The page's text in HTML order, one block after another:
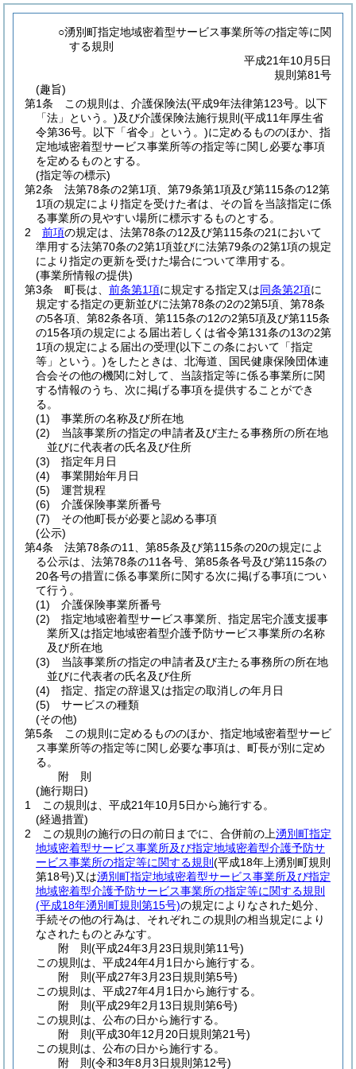
○湧別町指定地域密着型サービス事業所等の指定等に関
する規則
平成21年10月5日
規則第81号
(趣旨)
第1条
この規則は、介護保険法(平成9年法律第123号。以下
「法」という。)及び介護保険法施行規則 (平成11年厚生省
令第36号。以下「省令」という。)に定めるもののほか、指
定地域密着型サービス事業所等の指定等に関し必要な事項
を定めるものとする。
(指定等の標示)
第2条
法第78条の2第1項、第79条第1項及び第115条の12第
1項の規定により指定を受けた者は、その旨を当該指定に係
る事業所の見やすい場所に標示するものとする。
2
前項の規定は、法第78条の12及び第115条の21において
準用する法第70条の2第1項並びに法第79条の2第1項の規定
により指定の更新を受けた場合について準用する。
(事業所情報の提供)
第3条
町長は、 前条第1項に規定する指定又は同条第2項に
規定する指定の更新並びに法第78条の2の2第5項、第78条
の5各項、第82条各項、第115条の12の2第5項及び第115条
の15各項の規定による届出若しくは省令第131条の13の2第
1項の規定による届出の受理(以下この条において「指定
等」という。)をしたときは、北海道、国民健康保険団体連
合会その他の機関に対して、当該指定等に係る事業所に関
する情報のうち、次に掲げる事項を提供することができ
る。
(1)
事業所の名称及び所在地
(2)
当該事業所の指定の申請者及び主たる事務所の所在地
並びに代表者の氏名及び住所
(3)
指定年月日
(4)
事業開始年月日
(5)
運営規程
(6)
介護保険事業所番号
(7)
その他町長が必要と認める事項
(公示)
第4条
法第78条の11、第85条及び第115条の20の規定によ
る公示は、法第78条の11各号、第85条各号及び第115条の
20各号の措置に係る事業所に関する次に掲げる事項につい
て行う。
(1)
介護保険事業所番号
(2)
指定地域密着型サービス事業所、指定居宅介護支援事
業所又は指定地域密着型介護予防サービス事業所の名称
及び所在地
(3)
当該事業所の指定の申請者及び主たる事務所の所在地
並びに代表者の氏名及び住所
(4)
指定、指定の辞退又は指定の取消しの年月日
(5)
サービスの種類
(その他)
第5条
この規則に定めるもののほか、指定地域密着型サービ
ス事業所等の指定等に関し必要な事項は、町長が別に定め
る。
附 則
(施行期日)
1
この規則は、平成21年10月5日から施行する。
(経過措置)
2
この規則の施行の日の前日までに、合併前の上湧別町指定
地域密着型サービス事業所及び指定地域密着型介護予防サ
ービス事業所の指定等に関する規則 (平成18年上湧別町規則
第18号)又は湧別町指定地域密着型サービス事業所及び指定
地域密着型介護予防サービス事業所の指定等に関する規則
(平成18年湧別町規則第15号)の規定によりなされた処分、
手続その他の行為は、それぞれこの規則の相当規定により
なされたものとみなす。
附 則(平成24年3月23日規則第11号)
この規則は、平成24年4月1日から施行する。
附 則(平成27年3月23日規則第5号)
この規則は、平成27年4月1日から施行する。
附 則(平成29年2月13日規則第6号)
この規則は、公布の日から施行する。
附 則(平成30年12月20日規則第21号)
この規則は、公布の日から施行する。
附 則(令和3年8月3日規則第12号)